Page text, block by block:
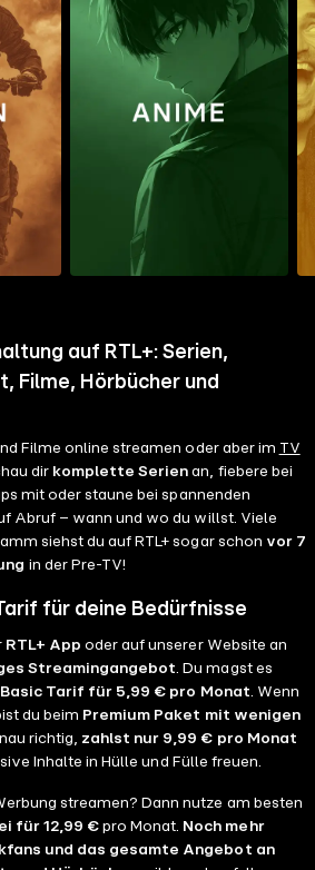
auf RTL+: Serien,
Filme, Hörbücher und
Filme online streamen oder aber im TV
dir komplette Serien an, fiebere bei
mit oder staune bei spannenden
Abruf – wann und wo du willst. Viele
siehst du auf RTL+ sogar schon vor 7
in der Pre-TV!
für deine Bedürfnisse
RTL+ App oder auf unserer Website an
Streamingangebot. Du magst es
Basic Tarif für 5,99 € pro Monat. Wenn
du beim Premium Paket mit wenigen
richtig, zahlst nur 9,99 € pro Monat
Inhalte in Hülle und Fülle freuen.
streamen? Dann nutze am besten
für 12,99 € pro Monat. Noch mehr
und das gesamte Angebot an